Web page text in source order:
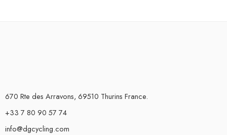
670 Rte des Arravons, 69510 Thurins France.
+33 7 80 90 57 74
info@dgcycling.com